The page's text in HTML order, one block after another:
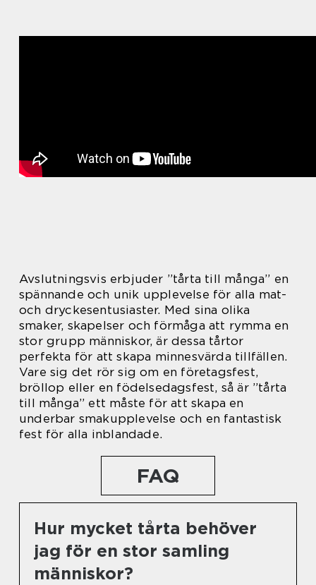
Avslutningsvis erbjuder ”tårta till många” en
spännande och unik upplevelse för alla mat-
och dryckesentusiaster. Med sina olika
smaker, skapelser och förmåga att rymma en
stor grupp människor, är dessa tårtor
perfekta för att skapa minnesvärda tillfällen.
Vare sig det rör sig om en företagsfest,
bröllop eller en födelsedagsfest, så är ”tårta
till många” ett måste för att skapa en
underbar smakupplevelse och en fantastisk
fest för alla inblandade.
FAQ
Hur mycket tårta behöver
jag för en stor samling
människor?